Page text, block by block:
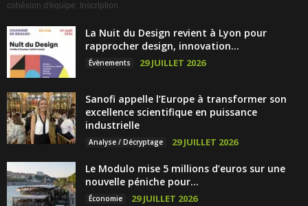
cohésion d'équipe. Inscription
La Nuit du Design revient à Lyon pour
rapprocher design, innovation...
Évènements 29 JUILLET 2026
Sanofi appelle l’Europe à transformer son
excellence scientifique en puissance
industrielle
Analyse / Décryptage 29 JUILLET 2026
Le Modulo mise 5 millions d’euros sur une
nouvelle péniche pour...
Économie 29 JUILLET 2026